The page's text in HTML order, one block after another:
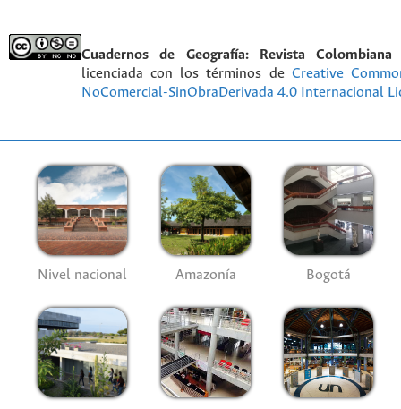
Cuadernos de Geografía: Revista Colombiana
licenciada con los términos de Creative
NoComercial-SinObraDerivada 4.0 Internacional
Nivel nacional Amazonía Bogotá